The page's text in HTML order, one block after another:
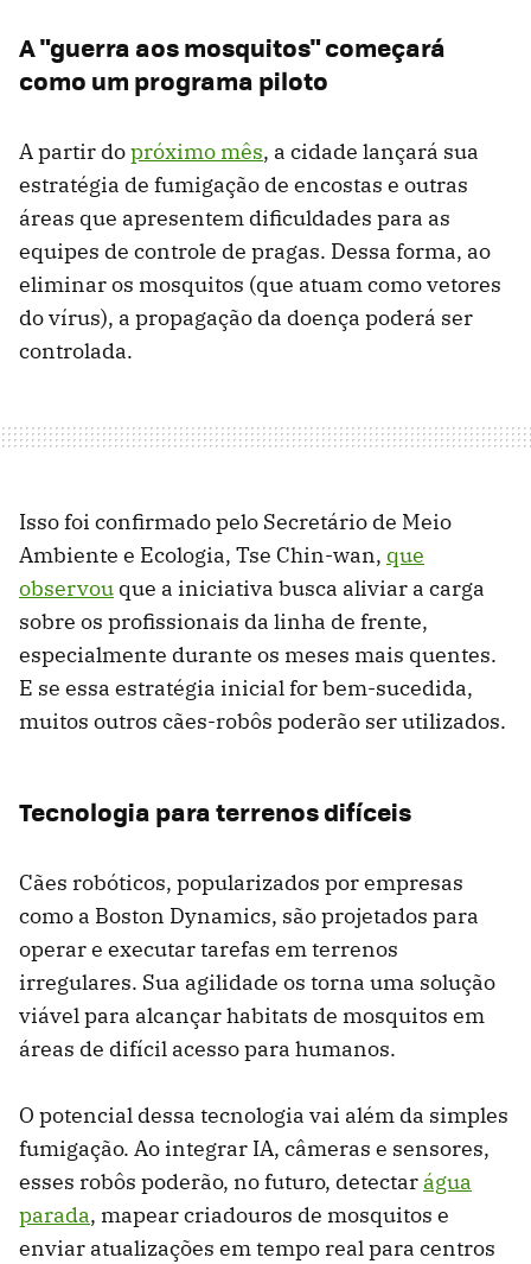
A "guerra aos mosquitos" começará
como um programa piloto
A partir dopróximo mês, a cidade lançará sua
estratégia de fumigação de encostas e outras
áreas que apresentem dificuldades para as
equipes de controle de pragas. Dessa forma, ao
eliminar os mosquitos (que atuam como vetores
do vírus), a propagação da doença poderá ser
controlada.
Isso foi confirmado pelo Secretário de Meio
Ambiente e Ecologia, Tse Chin-wan, que
observou que a iniciativa busca aliviar a carga
sobre os profissionais da linha de frente,
especialmente durante os meses mais quentes.
E se essa estratégia inicial for bem-sucedida,
muitos outros cães-robôs poderão ser utilizados.
Tecnologia para terrenos difíceis
Cães robóticos, popularizados por empresas
como a Boston Dynamics, são projetados para
operar e executar tarefas em terrenos
irregulares. Sua agilidade os torna uma solução
viável para alcançar habitats de mosquitos em
áreas de difícil acesso para humanos.
O potencial dessa tecnologia vai além da simples
fumigação. Ao integrar IA, câmeras e sensores,
esses robôs poderão, no futuro, detectar água
parada, mapear criadouros de mosquitos e
enviar atualizações em tempo real para centros